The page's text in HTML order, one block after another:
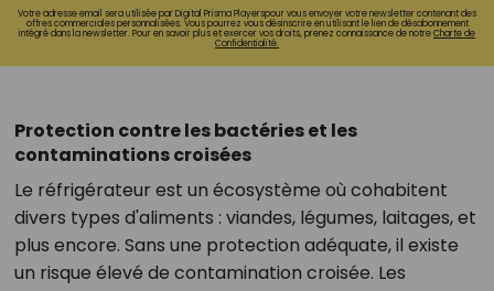
Votre adresse email sera utilisée par Digital Prisma Playerspour vous envoyer votre newsletter contenant des
offres commerciales personnalisées. Vous pourrez vous désinscrire en utilisant le lien de désabonnement
intégré dans la newsletter. Pour en savoir plus et exercer vos droits, prenez connaissance de notreCharte de
Confidentialité.
Protection contre les bactéries et les
contaminations croisées
Le réfrigérateur est un écosystème où cohabitent
divers types d'aliments : viandes, légumes, laitages, et
plus encore. Sans une protection adéquate, il existe
un risque élevé de contamination croisée. Les